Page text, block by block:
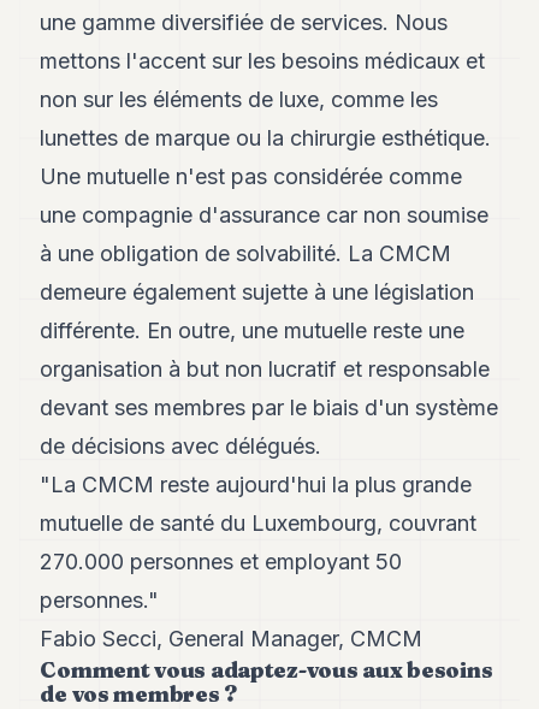
23
22
Andy
Andy
18
16
Andy
Andy
13
Andy
Andy
Andy
9
Andy
8
une gamme diversifiée de services. Nous
mettons l'accent sur les besoins médicaux et
non sur les éléments de luxe, comme les
lunettes de marque ou la chirurgie esthétique.
Une mutuelle n'est pas considérée comme
une compagnie d'assurance car non soumise
à une obligation de solvabilité. La CMCM
demeure également sujette à une législation
différente. En outre, une mutuelle reste une
organisation à but non lucratif et responsable
devant ses membres par le biais d'un système
de décisions avec délégués.
"La CMCM reste aujourd'hui la plus grande
mutuelle de santé du Luxembourg, couvrant
270.000 personnes et employant 50
personnes."
Fabio Secci, General Manager, CMCM
Comment vous adaptez-vous aux besoins
de vos membres ?